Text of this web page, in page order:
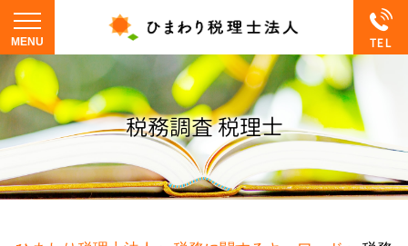
税務調査 税理士